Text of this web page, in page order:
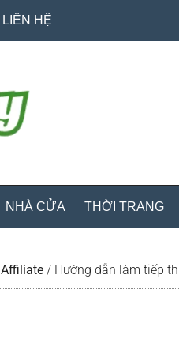
LIÊN HỆ
NHÀ CỬA THỜI TRANG
Affiliate / Hướng dẫn làm tiếp